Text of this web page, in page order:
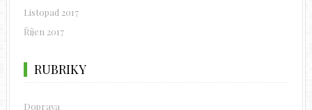
Listopad 2017
Říjen 2017
RUBRIKY
Doprava